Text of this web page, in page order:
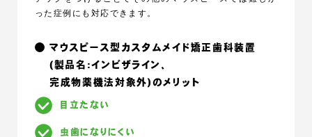
った症例にも対応できます。
マウスピース型カスタムメイド矯正歯科装置
(製品名:インビザライン、
完成物薬機法対象外)のメリット
目立たない
虫歯になりにくい